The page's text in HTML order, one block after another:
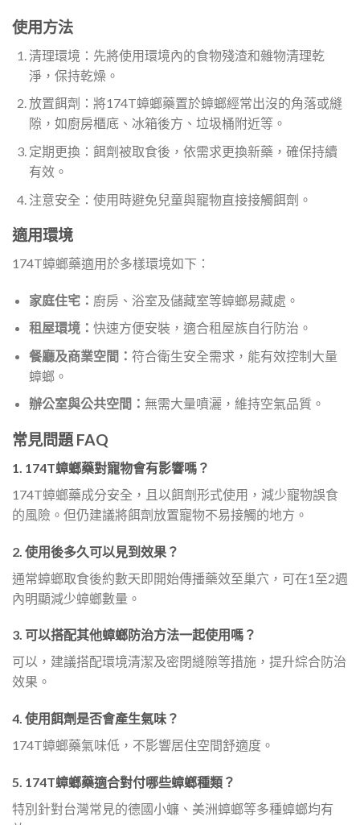
使用方法
清理環境：先將使用環境內的食物殘渣和雜物清理乾
淨，保持乾燥。
放置餌劑：將174T蟑螂藥置於蟑螂經常出沒的角落或縫
隙，如廚房櫃底、冰箱後方、垃圾桶附近等。
定期更換：餌劑被取食後，依需求更換新藥，確保持續
有效。
注意安全：使用時避免兒童與寵物直接接觸餌劑。
適用環境
174T蟑螂藥適用於多樣環境如下：
家庭住宅： 廚房、浴室及儲藏室等蟑螂易藏處。
租屋環境： 快速方便安裝，適合租屋族自行防治。
餐廳及商業空間： 符合衛生安全需求，能有效控制大量
蟑螂。
辦公室與公共空間： 無需大量噴灑，維持空氣品質。
常見問題 FAQ
1. 174T蟑螂藥對寵物會有影響嗎？
174T蟑螂藥成分安全，且以餌劑形式使用，減少寵物誤食
的風險。但仍建議將餌劑放置寵物不易接觸的地方。
2. 使用後多久可以見到效果？
通常蟑螂取食後約數天即開始傳播藥效至巢穴，可在1至2週
內明顯減少蟑螂數量。
3. 可以搭配其他蟑螂防治方法一起使用嗎？
可以，建議搭配環境清潔及密閉縫隙等措施，提升綜合防治
效果。
4. 使用餌劑是否會產生氣味？
174T蟑螂藥氣味低，不影響居住空間舒適度。
5. 174T蟑螂藥適合對付哪些蟑螂種類？
特別針對台灣常見的德國小蠊、美洲蟑螂等多種蟑螂均有